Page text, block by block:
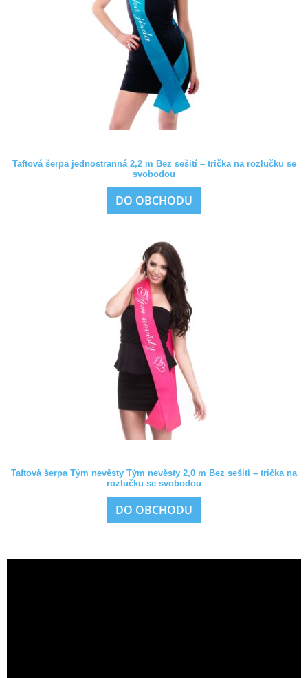
Taftová šerpa jednostranná 2,2 m Bez sešití – trička na rozlučku se
svobodou
DO OBCHODU
Taftová šerpa Tým nevěsty Tým nevěsty 2,0 m Bez sešití – trička na
rozlučku se svobodou
DO OBCHODU